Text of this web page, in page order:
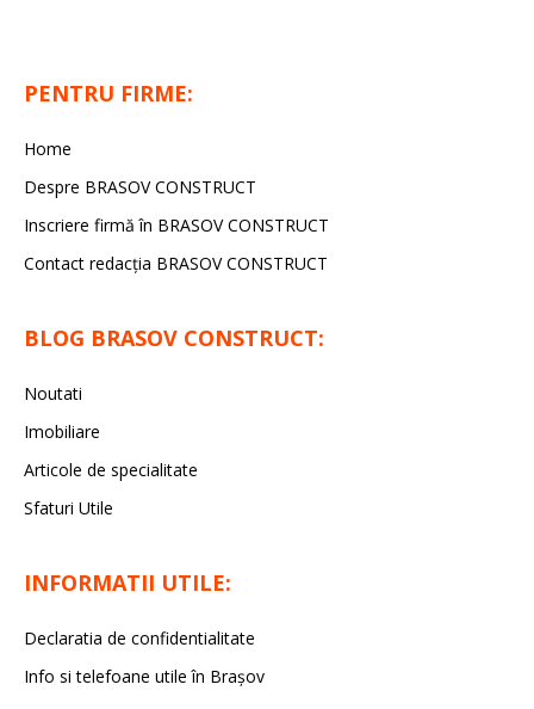
PENTRU FIRME:
Home
Despre BRASOV CONSTRUCT
Inscriere firmă în BRASOV CONSTRUCT
Contact redacţia BRASOV CONSTRUCT
BLOG BRASOV CONSTRUCT:
Noutati
Imobiliare
Articole de specialitate
Sfaturi Utile
INFORMATII UTILE:
Declaratia de confidentialitate
Info si telefoane utile în Braşov